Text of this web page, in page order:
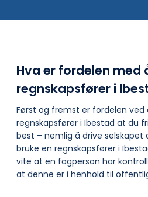
Hva er fordelen med
regnskapsfører i
Først og fremst er fordelen ved
regnskapsfører i Ibestad at du
best – nemlig å drive selskapet
bruke en regnskapsfører i
vite at en fagperson har
at denne er i henhold til